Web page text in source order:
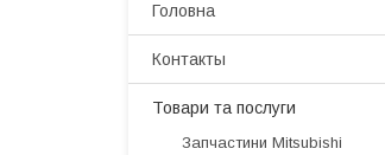
Головна
Контакты
Товари та послуги
Запчастини Mitsubishi